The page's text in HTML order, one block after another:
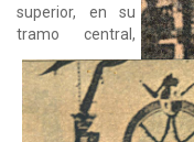
superior, en su
tramo central,